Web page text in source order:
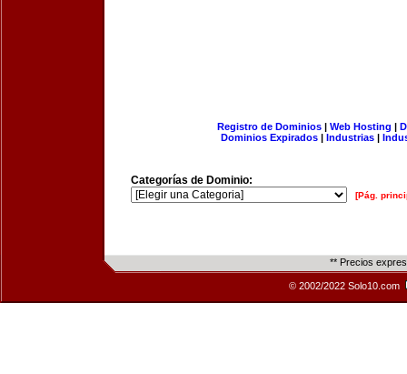
Registro de Dominios| Web Hosting |
Dominios Expirados | Industrias |
Categorías de Dominio:
[Pág.
** Precios
© 2002/2022 Solo10.com